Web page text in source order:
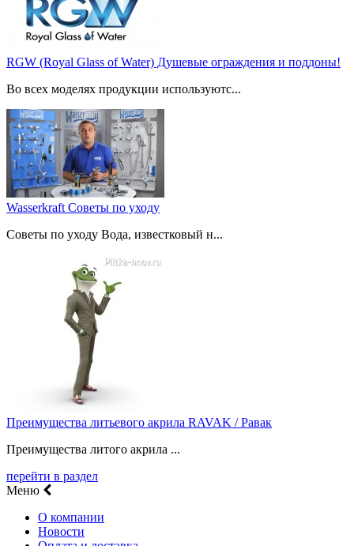
RGW (Royal Glass of Water) Душевые ограждения и поддоны!
Во всех моделях продукции используютс...
Wasserkraft Советы по уходу
Советы по уходу Вода, известковый н...
Преимущества литьевого акрила RAVAK / Равак
Преимущества литого акрила ...
перейти в раздел
Меню
О компании
Новости